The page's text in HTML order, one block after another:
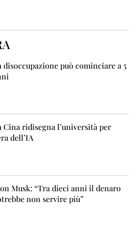
disoccupazione può cominciare a 5
Cina ridisegna l’università per
dell’IA
Musk: “Tra dieci anni il denaro
non servire più”